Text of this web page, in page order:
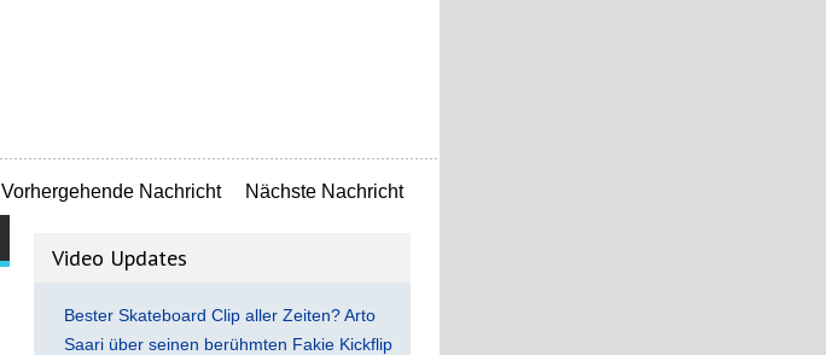
Vorhergehende Nachricht Nächste Nachricht
Video Updates
Bester Skateboard Clip aller Zeiten? Arto
Saari über seinen berühmten Fakie Kickflip